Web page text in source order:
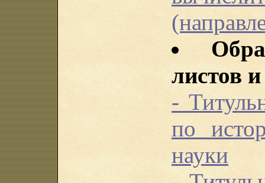
листов
-
по
науки